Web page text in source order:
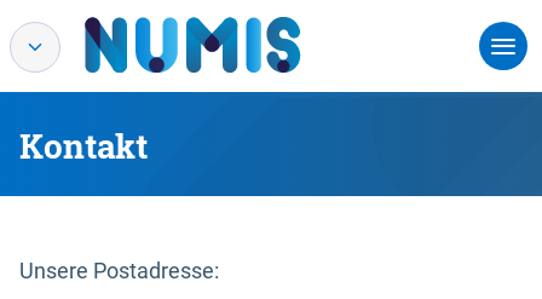
Kontakt
Unsere Postadresse: